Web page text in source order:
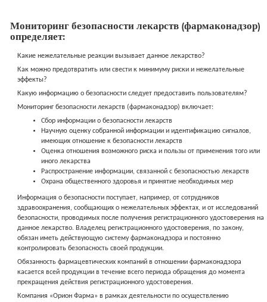
Мониторинг безопасности лекарств (фармаконадзор)
определяет:
Какие нежелательные реакции вызывает данное лекарство?
Как можно предотвратить или свести к минимуму риски и нежелательные
эффекты?
Какую информацию о безопасности следует предоставить пользователям?
Мониторинг безопасности лекарств (фармаконадзор) включает:
Сбор информации о безопасности лекарств
Научную оценку собранной информации и идентификацию сигналов,
имеющих отношение к безопасности лекарств
Оценка отношения возможного риска и пользы от применения того или
иного лекарства
Распространение информации, связанной с безопасностью лекарств
Охрана общественного здоровья и принятие необходимых мер
Информация о безопасности поступает, например, от сотрудников
здравоохранения, сообщающих о нежелательных эффектах, и от исследований
безопасности, проводимых после получения регистрационного удостоверения на
данное лекарство. Владелец регистрационного удостоверения, по закону,
обязан иметь действующую систему фармаконадзора и постоянно
контролировать безопасность своей продукции.
Обязанность фармацевтических компаний в отношении фармаконадзора
касается всей продукции в течение всего периода обращения до момента
прекращения действия регистрационного удостоверения.
Компания «Орион Фарма» в рамках деятельности по осуществлению